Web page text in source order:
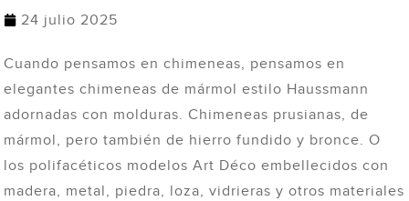
24 julio 2025
Cuando pensamos en chimeneas, pensamos en
elegantes chimeneas de mármol estilo Haussmann
adornadas con molduras. Chimeneas prusianas, de
mármol, pero también de hierro fundido y bronce. O
los polifacéticos modelos Art Déco embellecidos con
madera, metal, piedra, loza, vidrieras y otros materiales